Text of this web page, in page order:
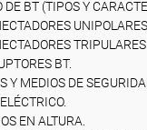
DE BT (TIPOS Y
UNIPOLARES.
TRIPULARES.
BT.
Y MEDIOS DE
EN ALTURA.